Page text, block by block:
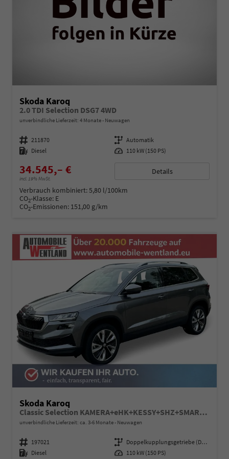
Skoda Karoq
2.0 TDI Selection DSG7 4WD
unverbindliche Lieferzeit: 4 Monate Neuwagen
Fahrzeugnummer 211870 Getriebe Automatik
Kraftstoff Diesel Leistung 110 kW (150 PS)
34.545,– €
incl. 19% MwSt.
Details
Verbrauch kombiniert:5,80 l/100km
CO2-Klasse: E
CO2-Emissionen: 151,00 g/km
Skoda Karoq
Classic Selection KAMERA+eHK+KESSY+SHZ+SMARTLINK+LED+16" ALU
unverbindliche Lieferzeit: ca. 3-6 Monate Neuwagen
Fahrzeugnummer 197021 Getriebe
Doppelkupplungsgetriebe (DSG)
Kraftstoff Diesel Leistung 110 kW (150 PS)